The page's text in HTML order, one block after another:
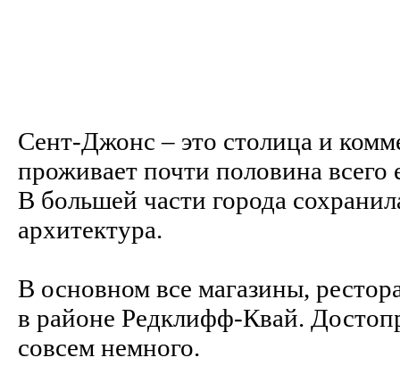
Сент-Джонс – это столица и
проживает почти половина всего
В большей части города
архитектура.
В основном все магазины,
в районе Редклифф-Квай.
совсем немного.